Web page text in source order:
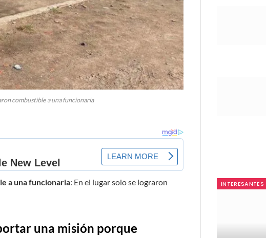
combustible a una funcionaria
a una funcionaria: En el lugar solo se lograron
una misión porque
INTERESANTES